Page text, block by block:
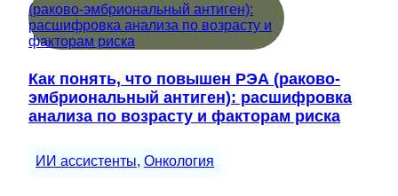
Как понять, что повышен РЭА (раково-
эмбриональный антиген): расшифровка
анализа по возрасту и факторам риска
ИИ ассистенты, Онкология